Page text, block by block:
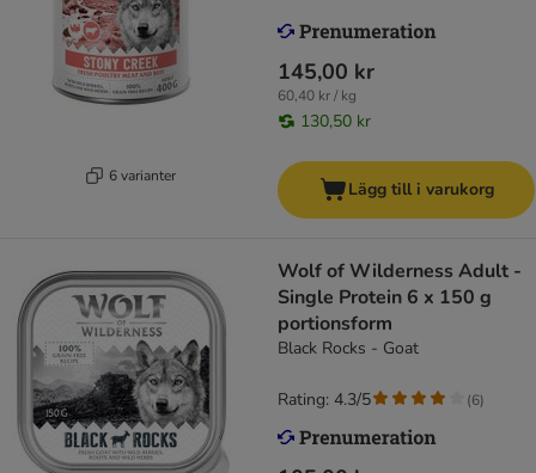
6 varianter
145,00 kr
60,40 kr / kg
130,50 kr
Lägg till i varukorg
Wolf of Wilderness Adult -
Single Protein 6 x 150 g
portionsform
Black Rocks - Goat
Rating: 4.3/5 (6)